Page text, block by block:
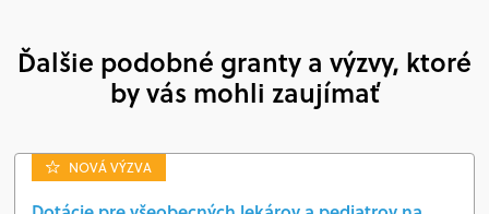
Ďalšie podobné granty a výzvy, ktoré
by vás mohli zaujímať
NOVÁ VÝZVA